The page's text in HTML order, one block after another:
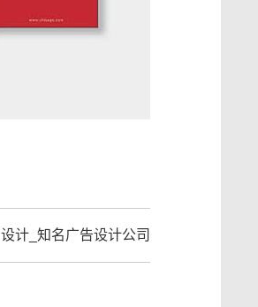
计_知名广告设计公司